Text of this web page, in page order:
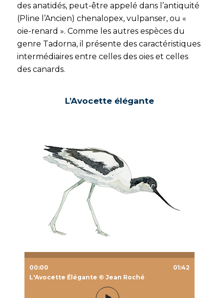
des anatidés, peut-être appelé dans l’antiquité
(Pline l’Ancien) chenalopex, vulpanser, ou «
oie-renard ». Comme les autres espèces du
genre Tadorna, il présente des caractéristiques
intermédiaires entre celles des oies et celles
des canards.
L’Avocette élégante
00:00
01:42
L'Avocette Élégante © Jean Roché